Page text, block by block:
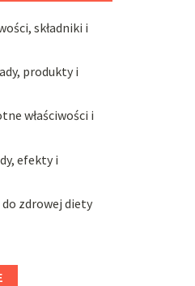
składniki i
produkty i
właściwości i
efekty i
zdrowej diety